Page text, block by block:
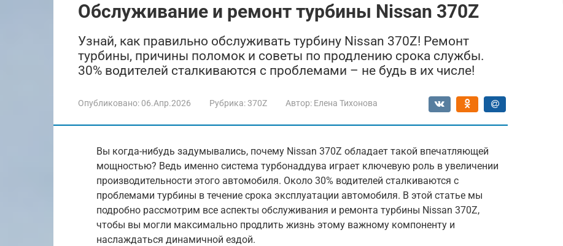
Обслуживание и ремонт турбины Nissan 370Z
Узнай, как правильно обслуживать турбину Nissan 370Z! Ремонт
турбины, причины поломок и советы по продлению срока службы.
30% водителей сталкиваются с проблемами – не будь в их числе!
Опубликовано: 06.Апр.2026 Рубрика:370Z Автор: Елена Тихонова
Вы когда-нибудь задумывались, почему Nissan 370Z обладает такой впечатляющей
мощностью? Ведь именно система турбонаддува играет ключевую роль в увеличении
производительности этого автомобиля. Около 30% водителей сталкиваются с
проблемами турбины в течение срока эксплуатации автомобиля. В этой статье мы
подробно рассмотрим все аспекты обслуживания и ремонта турбины Nissan 370Z,
чтобы вы могли максимально продлить жизнь этому важному компоненту и
наслаждаться динамичной ездой.